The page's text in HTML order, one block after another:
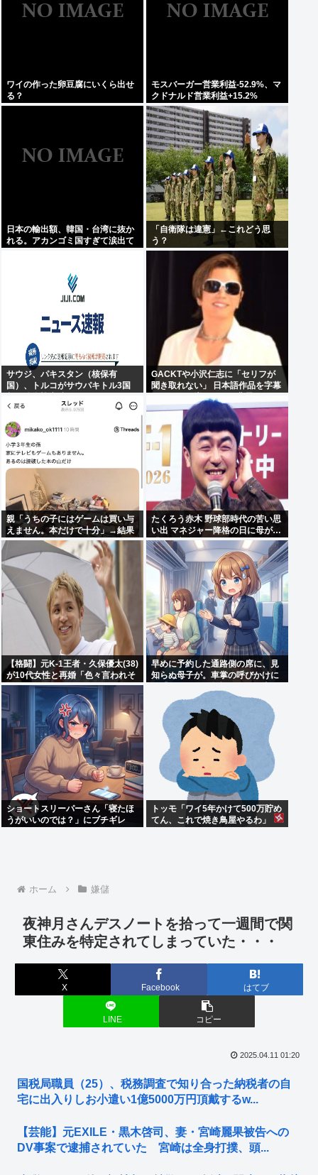
ワイの作った卵豆腐にいくら出せ
る？
モスバーガー営業利益-52.9%、マ
クドナルド営業利益+15.2%
日本の輸出額、韓国・台湾に抜か
れる。アカンゴミ国すぎて涙出て
「自衛隊は違憲」←これどう思
う？
サウジ、パキスタン（核保有
国）、トルコがサウパキトル3国
GACKTや小沢仁志に「セリフが
聞き取れない」 日本語作品を字幕
で見る人が増えている背景
親「うちの子にはゲームは買い与
えません。本だけで十分」→結果
たくろう赤木 野球部時代の苦い思
い出 マネジャー降格の日に母が…
「何も言えなくて」
【格闘】元K-1王者・久保優太(38)
が10代女性と再婚「色々言われそ
うですが…」
早めに予約した通路側の席に、見
知らぬ母子が。車掌の呼びかけに
れました。無理やり奪われた席
は、結局“やったもん勝ち”にな
っ...
ショートスリーパーさん「寝たほ
うがいいのでは？」にブチギレ
トッモ「ワイ5年かけて500万貯め
てん、これで焼き鳥屋やるわ」
ホーム 嫌儲
夜神月さんデスノートを拾って一週間で関
東住みを特定されてしまっていた・・・
X Facebook はてブ
LINE コピー
2025.04.11 01:20
国税局職員（25）、税務調査で知り合った納税者の自
宅に出入りしお小遣い1億5000万円頂戴するw...
【芸能】元EXILE・黒木啓司、妻・宮崎麗果被告への
DV事案で逮捕されていた 宮崎は全身打撲、頭...